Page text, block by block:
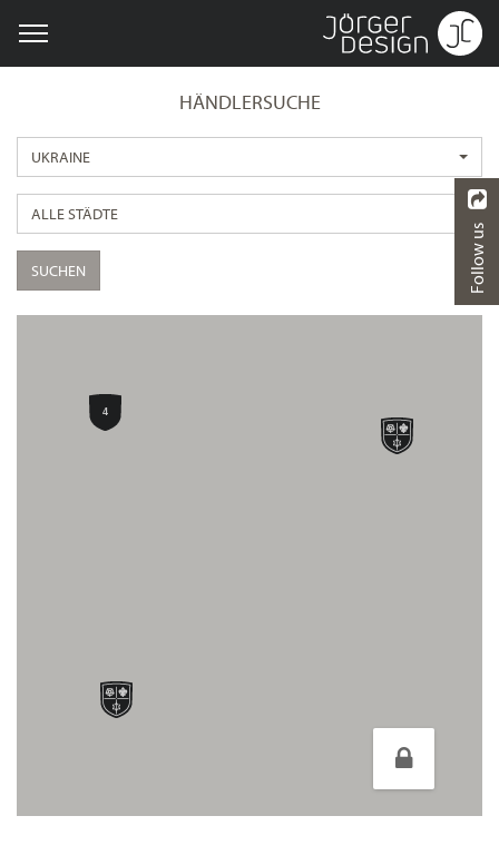
HÄNDLERSUCHE
UKRAINE
ALLE STÄDTE
SUCHEN
4
Follow us